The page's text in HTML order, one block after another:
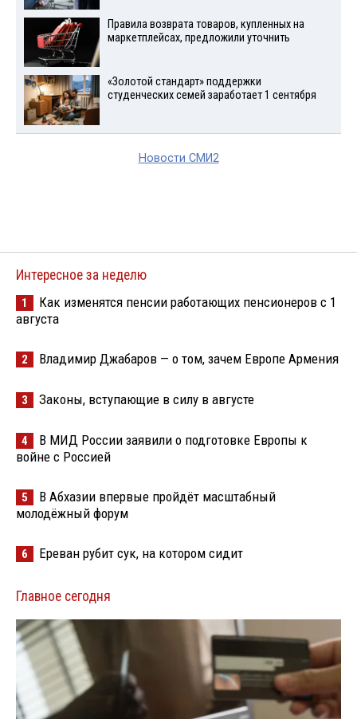
Правила возврата товаров, купленных на
маркетплейсах, предложили уточнить
«Золотой стандарт» поддержки
студенческих семей заработает 1 сентября
Новости СМИ2
Интересное за неделю
1
Как изменятся пенсии работающих пенсионеров с 1
августа
2 Владимир Джабаров — о том, зачем Европе Армения
3 Законы, вступающие в силу в августе
4
В МИД России заявили о подготовке Европы к
войне с Россией
5
В Абхазии впервые пройдёт масштабный
молодёжный форум
6 Ереван рубит сук, на котором сидит
Главное сегодня